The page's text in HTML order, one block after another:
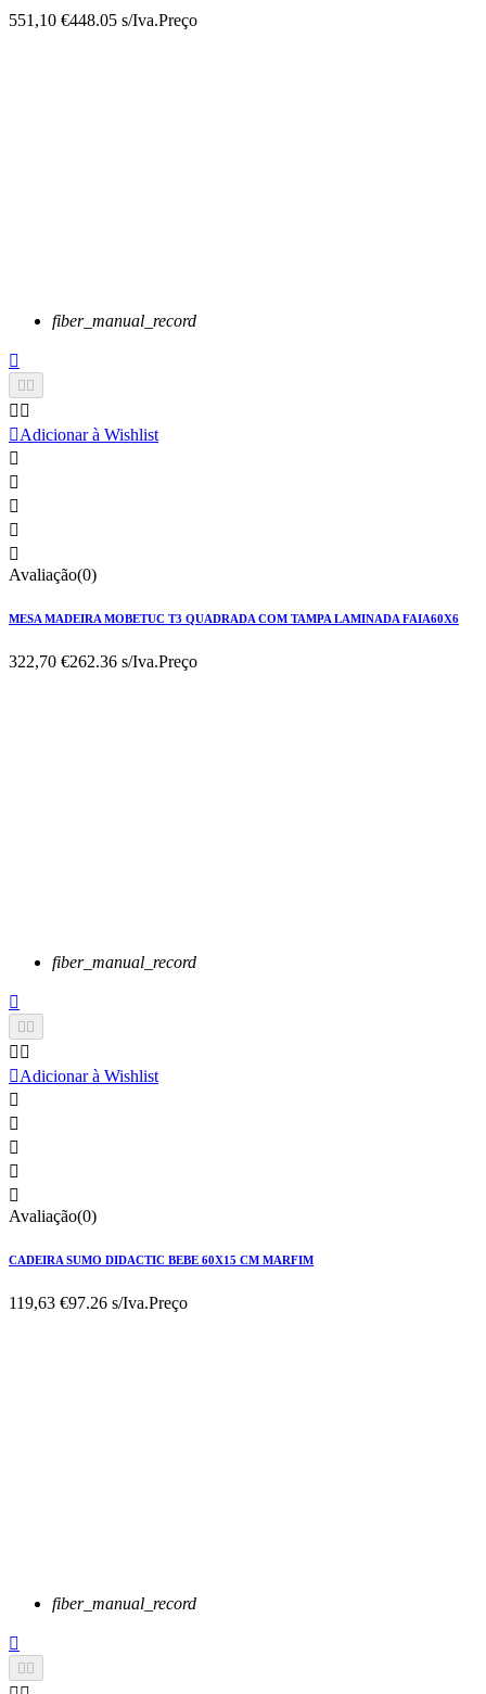
551,10 €448.05 s/Iva.Preço
fiber_manual_record

 
 
Adicionar à Wishlist





Avaliação(0)
MESA MADEIRA MOBETUC T3 QUADRADA COM TAMPA LAMINADA FAIA60X6
322,70 €262.36 s/Iva.Preço
fiber_manual_record

 
 
Adicionar à Wishlist





Avaliação(0)
CADEIRA SUMO DIDACTIC BEBE 60X15 CM MARFIM
119,63 €97.26 s/Iva.Preço
fiber_manual_record

 